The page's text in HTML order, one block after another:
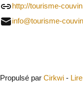
http://tourisme-
info@tourisme-
Propulsé par Cirkwi -